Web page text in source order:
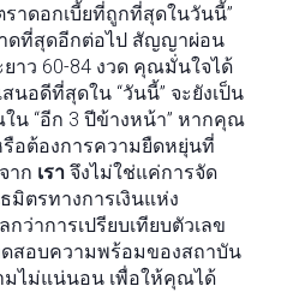
าดอกเบี้ยที่ถูกที่สุดในวันนี้”
ดที่สุดอีกต่อไป สัญญาผ่อน
าว 60-84 งวด คุณมั่นใจได้
นอดีที่สุดใน “วันนี้” จะยังเป็น
“อีก 3 ปีข้างหน้า” หากคุณ
อต้องการความยืดหยุ่นที่
าก เรา จึงไม่ใช่แค่การจัด
ตรทางการเงินแห่ง
ว่าการเปรียบเทียบตัวเลข
ดสอบความพร้อมของสถาบัน
มไม่แน่นอน เพื่อให้คุณได้